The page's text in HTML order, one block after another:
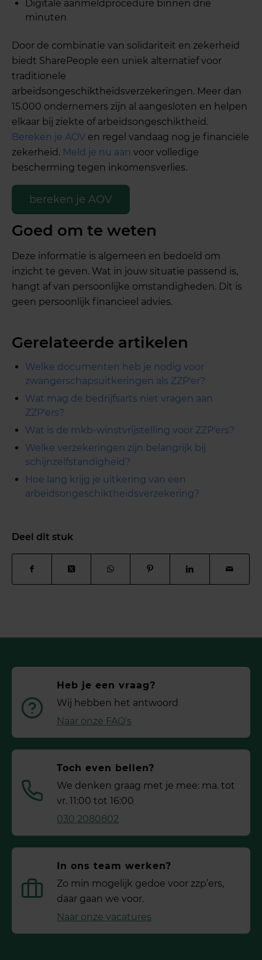
Digitale aanmeldprocedure binnen drie
minuten
Door de combinatie van solidariteit en zekerheid
biedt SharePeople een uniek alternatief voor
traditionele
arbeidsongeschiktheidsverzekeringen. Meer dan
15.000 ondernemers zijn al aangesloten en helpen
elkaar bij ziekte of arbeidsongeschiktheid.
Bereken je AOV en regel vandaag nog je financiële
zekerheid. Meld je nu aan voor volledige
bescherming tegen inkomensverlies.
bereken je AOV
Goed om te weten
Deze informatie is algemeen en bedoeld om
inzicht te geven. Wat in jouw situatie passend is,
hangt af van persoonlijke omstandigheden. Dit is
geen persoonlijk financieel advies.
Gerelateerde artikelen
Welke documenten heb je nodig voor
zwangerschapsuitkeringen als ZZP'er?
Wat mag de bedrijfsarts niet vragen aan
ZZP'ers?
Wat is de mkb-winstvrijstelling voor ZZP'ers?
Welke verzekeringen zijn belangrijk bij
schijnzelfstandigheid?
Hoe lang krijg je uitkering van een
arbeidsongeschiktheidsverzekering?
Deel dit stuk
Heb je een vraag?
Wij hebben het antwoord
Naar onze FAQ’s
Toch even bellen?
We denken graag met je mee: ma. tot
vr. 11:00 tot 16:00
030 2080802
In ons team werken?
Zo min mogelijk gedoe voor ­zzp’ers,
daar gaan we voor.
Naar onze vacatures